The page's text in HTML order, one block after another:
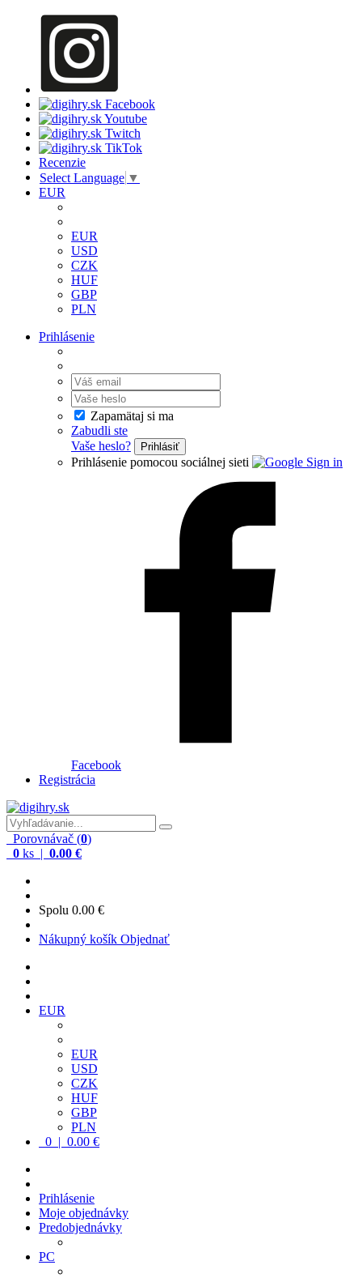
Recenzie
Select Language ▼
EUR
EUR
USD
CZK
HUF
GBP
PLN
Prihlásenie
Zapamätaj si ma
Zabudli ste
Vaše heslo?
Prihlásiť
Prihlásenie pomocou sociálnej sieti
Facebook
Registrácia
Porovnávač (0)
0 ks | 0.00 €
Spolu 0.00 €
Nákupný košík Objednať
EUR
EUR
USD
CZK
HUF
GBP
PLN
0 | 0.00 €
Prihlásenie
Moje objednávky
Predobjednávky
PC